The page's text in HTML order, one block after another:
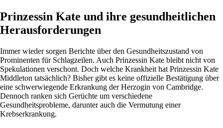
Prinzessin Kate und ihre gesundheitlichen
Herausforderungen
Immer wieder sorgen Berichte über den Gesundheitszustand von
Prominenten für Schlagzeilen. Auch Prinzessin Kate bleibt nicht von
Spekulationen verschont. Doch welche Krankheit hat Prinzessin Kate
Middleton tatsächlich? Bisher gibt es keine offizielle Bestätigung über
eine schwerwiegende Erkrankung der Herzogin von Cambridge.
Dennoch ranken sich Gerüchte um verschiedene
Gesundheitsprobleme, darunter auch die Vermutung einer
Krebserkrankung.